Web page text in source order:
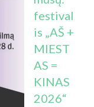
festival
is „AŠ +
MIEST
AS =
KINAS
2026“